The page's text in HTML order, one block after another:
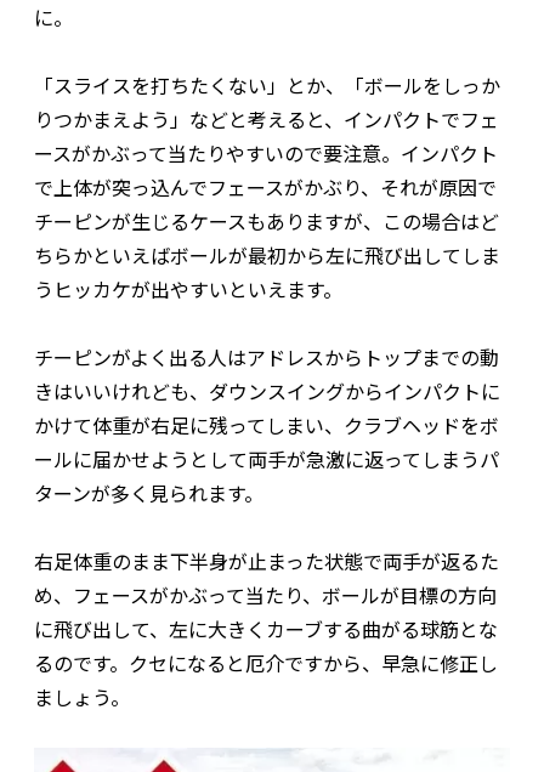
に。
「スライスを打ちたくない」とか、「ボールをしっか
りつかまえよう」などと考えると、インパクトでフェ
ースがかぶって当たりやすいので要注意。インパクト
で上体が突っ込んでフェースがかぶり、それが原因で
チーピンが生じるケースもありますが、この場合はど
ちらかといえばボールが最初から左に飛び出してしま
うヒッカケが出やすいといえます。
チーピンがよく出る人はアドレスからトップまでの動
きはいいけれども、ダウンスイングからインパクトに
かけて体重が右足に残ってしまい、クラブヘッドをボ
ールに届かせようとして両手が急激に返ってしまうパ
ターンが多く見られます。
右足体重のまま下半身が止まった状態で両手が返るた
め、フェースがかぶって当たり、ボールが目標の方向
に飛び出して、左に大きくカーブする曲がる球筋とな
るのです。クセになると厄介ですから、早急に修正し
ましょう。